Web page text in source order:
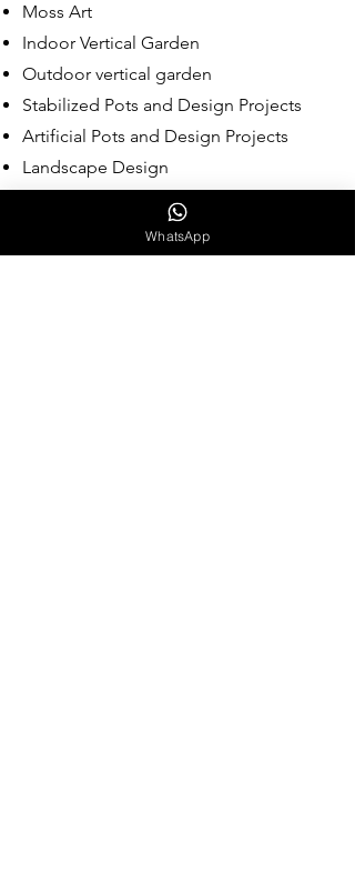
Moss Art
Indoor Vertical Garden
Outdoor vertical garden
Stabilized Pots and Design Projects
Artificial Pots and Design Projects
Landscape Design
WhatsApp